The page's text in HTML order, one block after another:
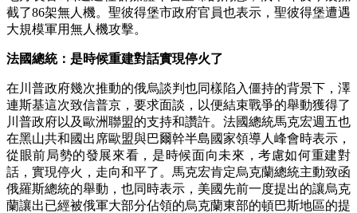
截了86架無人機。聖彼得堡市政府官員也表示，聖彼得堡遭遇
大規模軍用無人機攻擊。
法國總統：是時候重建對話實現停火了
在川普政府幾次推動的俄烏談判也同樣陷入僵持的背景下，澤
連斯基這次致信普京，要求面談，以便結束戰爭的舉動獲得了
川普政府以及歐洲聯盟的支持和讚許。法國總統馬克宏週五也
在黑山共和國出席歐盟與巴爾幹半島國家領導人峰會時表示，
從眼前局勢的發展來看，是時候面向未來，考慮如何重建對
話，實現停火，走向和平了。馬克宏肯定烏克蘭總統主動致函
俄羅斯總統的舉動，也同時表示，美國先前一度提出的讓烏克
蘭讓出已經被俄軍大部分佔領的烏克蘭東部的頓巴斯地區的提